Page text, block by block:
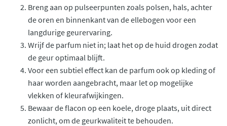
Breng aan op pulseerpunten zoals polsen, hals, achter
de oren en binnenkant van de ellebogen voor een
langdurige geurervaring.
Wrijf de parfum niet in; laat het op de huid drogen zodat
de geur optimaal blijft.
Voor een subtiel effect kan de parfum ook op kleding of
haar worden aangebracht, maar let op mogelijke
vlekken of kleurafwijkingen.
Bewaar de flacon op een koele, droge plaats, uit direct
zonlicht, om de geurkwaliteit te behouden.